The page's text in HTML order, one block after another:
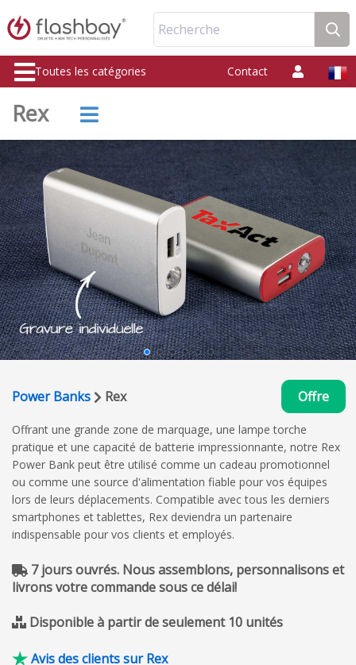
Recherche
Toutes les catégories Contact
Rex
Power Banks Rex Offre
Offrant une grande zone de marquage, une lampe torche
pratique et une capacité de batterie impressionnante, notre Rex
Power Bank peut être utilisé comme un cadeau promotionnel
ou comme une source d'alimentation fiable pour vos équipes
lors de leurs déplacements. Compatible avec tous les derniers
smartphones et tablettes, Rex deviendra un partenaire
indispensable pour vos clients et employés.
7 jours ouvrés. Nous assemblons, personnalisons et
livrons votre commande sous ce délai!
Disponible à partir de seulement 10 unités
Avis des clients sur Rex